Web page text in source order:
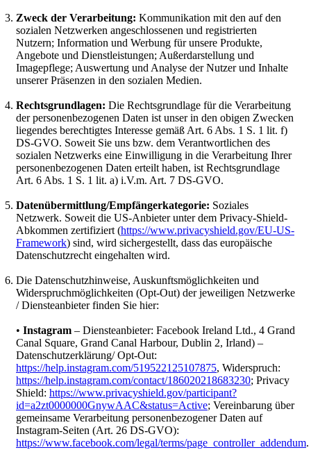
Zweck der Verarbeitung: Kommunikation mit den auf den
sozialen Netzwerken angeschlossenen und registrierten
Nutzern; Information und Werbung für unsere Produkte,
Angebote und Dienstleistungen; Außerdarstellung und
Imagepflege; Auswertung und Analyse der Nutzer und Inhalte
unserer Präsenzen in den sozialen Medien.
Rechtsgrundlagen: Die Rechtsgrundlage für die Verarbeitung
der personenbezogenen Daten ist unser in den obigen Zwecken
liegendes berechtigtes Interesse gemäß Art. 6 Abs. 1 S. 1 lit. f)
DS-GVO. Soweit Sie uns bzw. dem Verantwortlichen des
sozialen Netzwerks eine Einwilligung in die Verarbeitung Ihrer
personenbezogenen Daten erteilt haben, ist Rechtsgrundlage
Art. 6 Abs. 1 S. 1 lit. a) i.V.m. Art. 7 DS-GVO.
Datenübermittlung/Empfängerkategorie: Soziales
Netzwerk. Soweit die US-Anbieter unter dem Privacy-Shield-
Abkommen zertifiziert (https://www.privacyshield.gov/EU-US-
Framework) sind, wird sichergestellt, dass das europäische
Datenschutzrecht eingehalten wird.
Die Datenschutzhinweise, Auskunftsmöglichkeiten und
Widerspruchmöglichkeiten (Opt-Out) der jeweiligen Netzwerke
/ Diensteanbieter finden Sie hier:
• Instagram – Diensteanbieter: Facebook Ireland Ltd., 4 Grand
Canal Square, Grand Canal Harbour, Dublin 2, Irland) –
Datenschutzerklärung/ Opt-Out:
https://help.instagram.com/519522125107875, Widerspruch:
https://help.instagram.com/contact/186020218683230; Privacy
Shield: https://www.privacyshield.gov/participant?
id=a2zt0000000GnywAAC&status=Active; Vereinbarung über
gemeinsame Verarbeitung personenbezogener Daten auf
Instagram-Seiten (Art. 26 DS-GVO):
https://www.facebook.com/legal/terms/page_controller_addendum.